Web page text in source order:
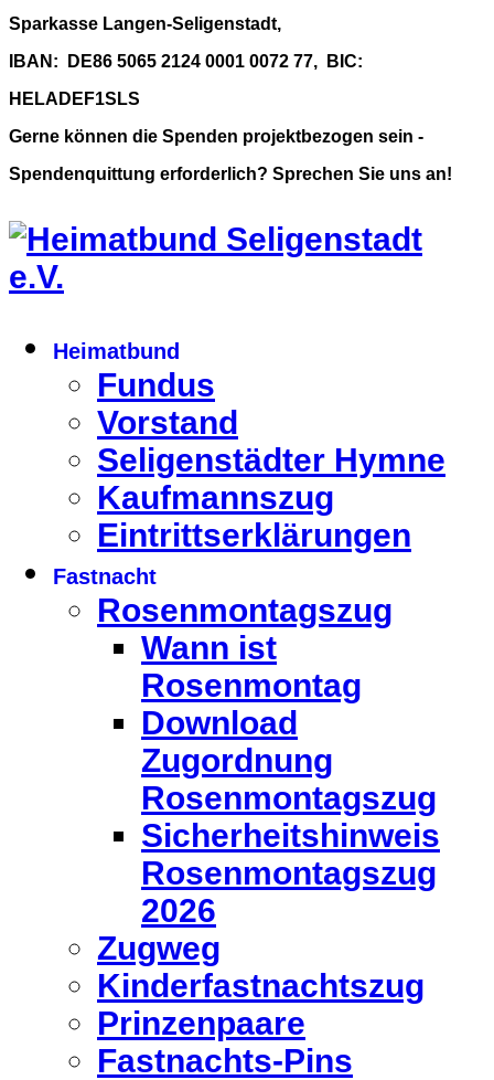
Sparkasse Langen-Seligenstadt,
IBAN: DE86 5065 2124 0001 0072 77, BIC:
HELADEF1SLS
Gerne können die Spenden projektbezogen sein -
Spendenquittung erforderlich? Sprechen Sie uns an!
Heimatbund
Fundus
Vorstand
Seligenstädter Hymne
Kaufmannszug
Eintrittserklärungen
Fastnacht
Rosenmontagszug
Wann ist
Rosenmontag
Download
Zugordnung
Rosenmontagszug
Sicherheitshinweis
Rosenmontagszug
2026
Zugweg
Kinderfastnachtszug
Prinzenpaare
Fastnachts-Pins